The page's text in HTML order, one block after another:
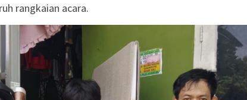
rangkaian acara.